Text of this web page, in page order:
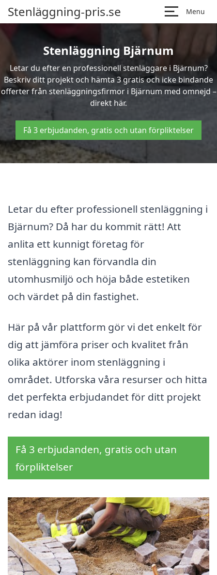
Stenläggning-pris.se Menu
Stenläggning Bjärnum
Letar du efter en professionell stenläggare i Bjärnum?
Beskriv ditt projekt och hämta 3 gratis och icke bindande
offerter från stenläggningsfirmor i Bjärnum med omnejd –
direkt här.
Få 3 erbjudanden, gratis och utan förpliktelser
Letar du efter professionell stenläggning i
Bjärnum? Då har du kommit rätt! Att
anlita ett kunnigt företag för
stenläggning kan förvandla din
utomhusmiljö och höja både estetiken
och värdet på din fastighet.
Här på vår plattform gör vi det enkelt för
dig att jämföra priser och kvalitet från
olika aktörer inom stenläggning i
området. Utforska våra resurser och hitta
det perfekta erbjudandet för ditt projekt
redan idag!
Få 3 erbjudanden, gratis och utan
förpliktelser